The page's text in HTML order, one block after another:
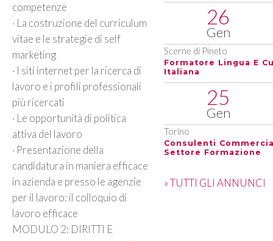
competenze
· La costruzione del curriculum
vitae e le strategie di self
marketing
· I siti internet per la ricerca di
lavoro e i profili professionali
più ricercati
· Le opportunità di politica
attiva del lavoro
· Presentazione della
candidatura in maniera efficace
in azienda e presso le agenzie
per il lavoro: il colloquio di
lavoro efficace
MODULO 2: DIRITTI E
26
Gen
Scerne di Pineto
Formatore Lingua E
Italiana
25
Gen
Torino
Consulenti
Settore Formazione
» TUTTI GLI ANNUNCI